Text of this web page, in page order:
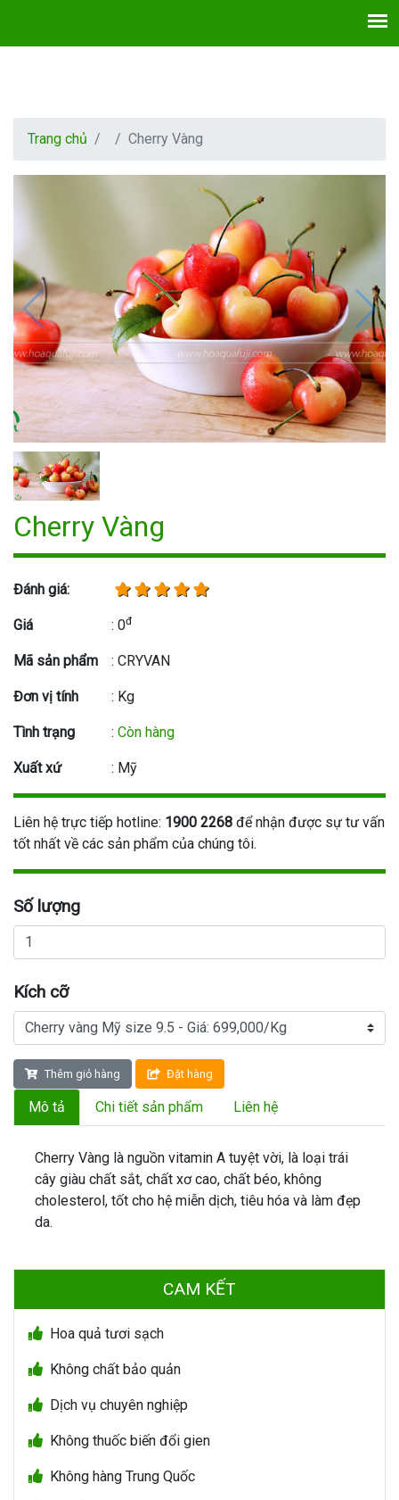
Trang chủ Cherry Vàng
Cherry Vàng
Đánh giá:
Giá : 0đ
Mã sản phẩm : CRYVAN
Đơn vị tính : Kg
Tình trạng : Còn hàng
Xuất xứ : Mỹ
Liên hệ trực tiếp hotline: 1900 2268 để nhận được sự tư vấn
tốt nhất về các sản phẩm của chúng tôi.
Số lượng
Kích cỡ
Thêm giỏ hàng Đặt hàng
Mô tả Chi tiết sản phẩm Liên hệ
Cherry Vàng là nguồn vitamin A tuyệt vời, là loại trái
cây giàu chất sắt, chất xơ cao, chất béo, không
cholesterol, tốt cho hệ miễn dịch, tiêu hóa và làm đẹp
da.
CAM KẾT
Hoa quả tươi sạch
Không chất bảo quản
Dịch vụ chuyên nghiệp
Không thuốc biến đổi gien
Không hàng Trung Quốc